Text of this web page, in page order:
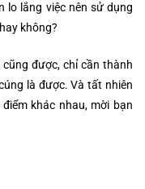
lo lắng việc nên sử dụng
không?
được, chỉ cần thành
là được. Và tất nhiên
khác nhau, mời bạn